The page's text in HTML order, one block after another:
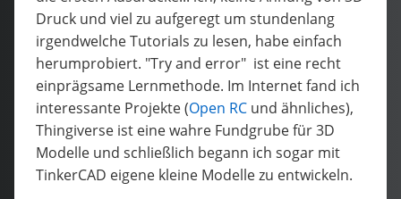
Druck und viel zu aufgeregt um stundenlang
irgendwelche Tutorials zu lesen, habe einfach
herumprobiert. "Try and error" ist eine recht
einprägsame Lernmethode. Im Internet fand ich
interessante Projekte (Open RC und ähnliches),
Thingiverse ist eine wahre Fundgrube für 3D
Modelle und schließlich begann ich sogar mit
TinkerCAD eigene kleine Modelle zu entwickeln.